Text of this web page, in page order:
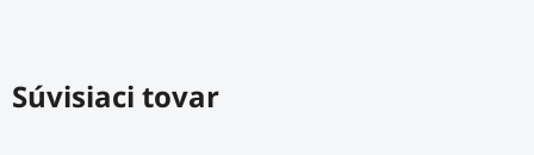
Súvisiaci tovar